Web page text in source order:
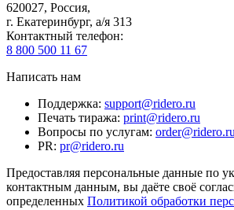
620027, Россия,
г. Екатеринбург, а/я 313
Контактный телефон:
8 800 500 11 67
Написать нам
Поддержка: support@ridero.ru
Печать тиража: print@ridero.ru
Вопросы по услугам: order@ridero.ru
PR: pr@ridero.ru
Предоставляя персональные данные по
контактным данным, вы даёте своё
определенных Политикой обработки